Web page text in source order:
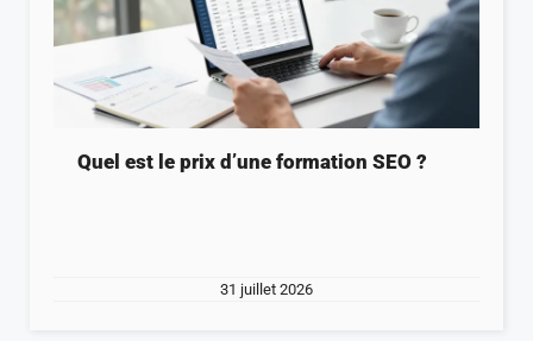
Quel est le prix d’une formation SEO ?
31 juillet 2026